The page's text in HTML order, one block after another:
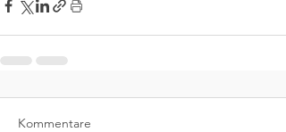
Kommentare